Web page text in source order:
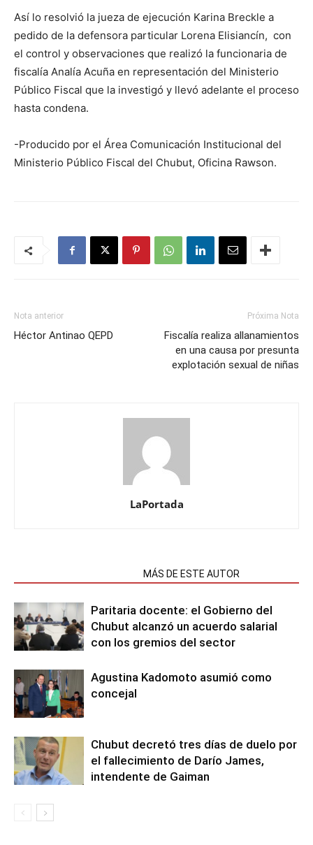
Así lo resolvió la jueza de ejecución Karina Breckle a
pedido de la defensora particular Lorena Elisiancín, con
el control y observaciones que realizó la funcionaria de
fiscalía Analía Acuña en representación del Ministerio
Público Fiscal que la investigó y llevó adelante el proceso
hasta condena.
-Producido por el Área Comunicación Institucional del
Ministerio Público Fiscal del Chubut, Oficina Rawson.
Nota anterior
Héctor Antinao QEPD
Próxima Nota
Fiscalía realiza allanamientos
en una causa por presunta
explotación sexual de niñas
LaPortada
MÁS DE ESTE AUTOR
Paritaria docente: el Gobierno del
Chubut alcanzó un acuerdo salarial
con los gremios del sector
Agustina Kadomoto asumió como
concejal
Chubut decretó tres días de duelo por
el fallecimiento de Darío James,
intendente de Gaiman